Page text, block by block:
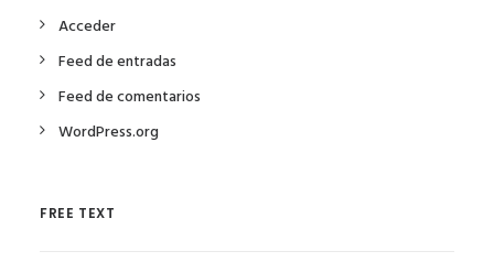
Acceder
Feed de entradas
Feed de comentarios
WordPress.org
FREE TEXT